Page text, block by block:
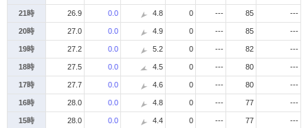
21時 26.9 0.0 4.8 0 --- 85 ---
20時 27.0 0.0 4.9 0 --- 85 ---
19時 27.2 0.0 5.2 0 --- 82 ---
18時 27.5 0.0 4.5 0 --- 80 ---
17時 27.7 0.0 4.6 0 --- 80 ---
16時 28.0 0.0 4.8 0 --- 77 ---
15時 28.0 0.0 4.4 0 --- 77 ---